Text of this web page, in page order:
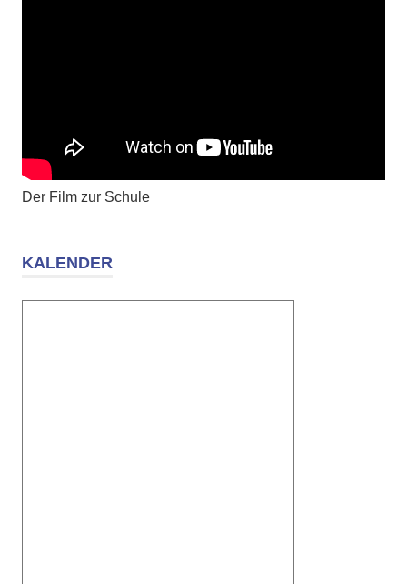
Der Film zur Schule
KALENDER